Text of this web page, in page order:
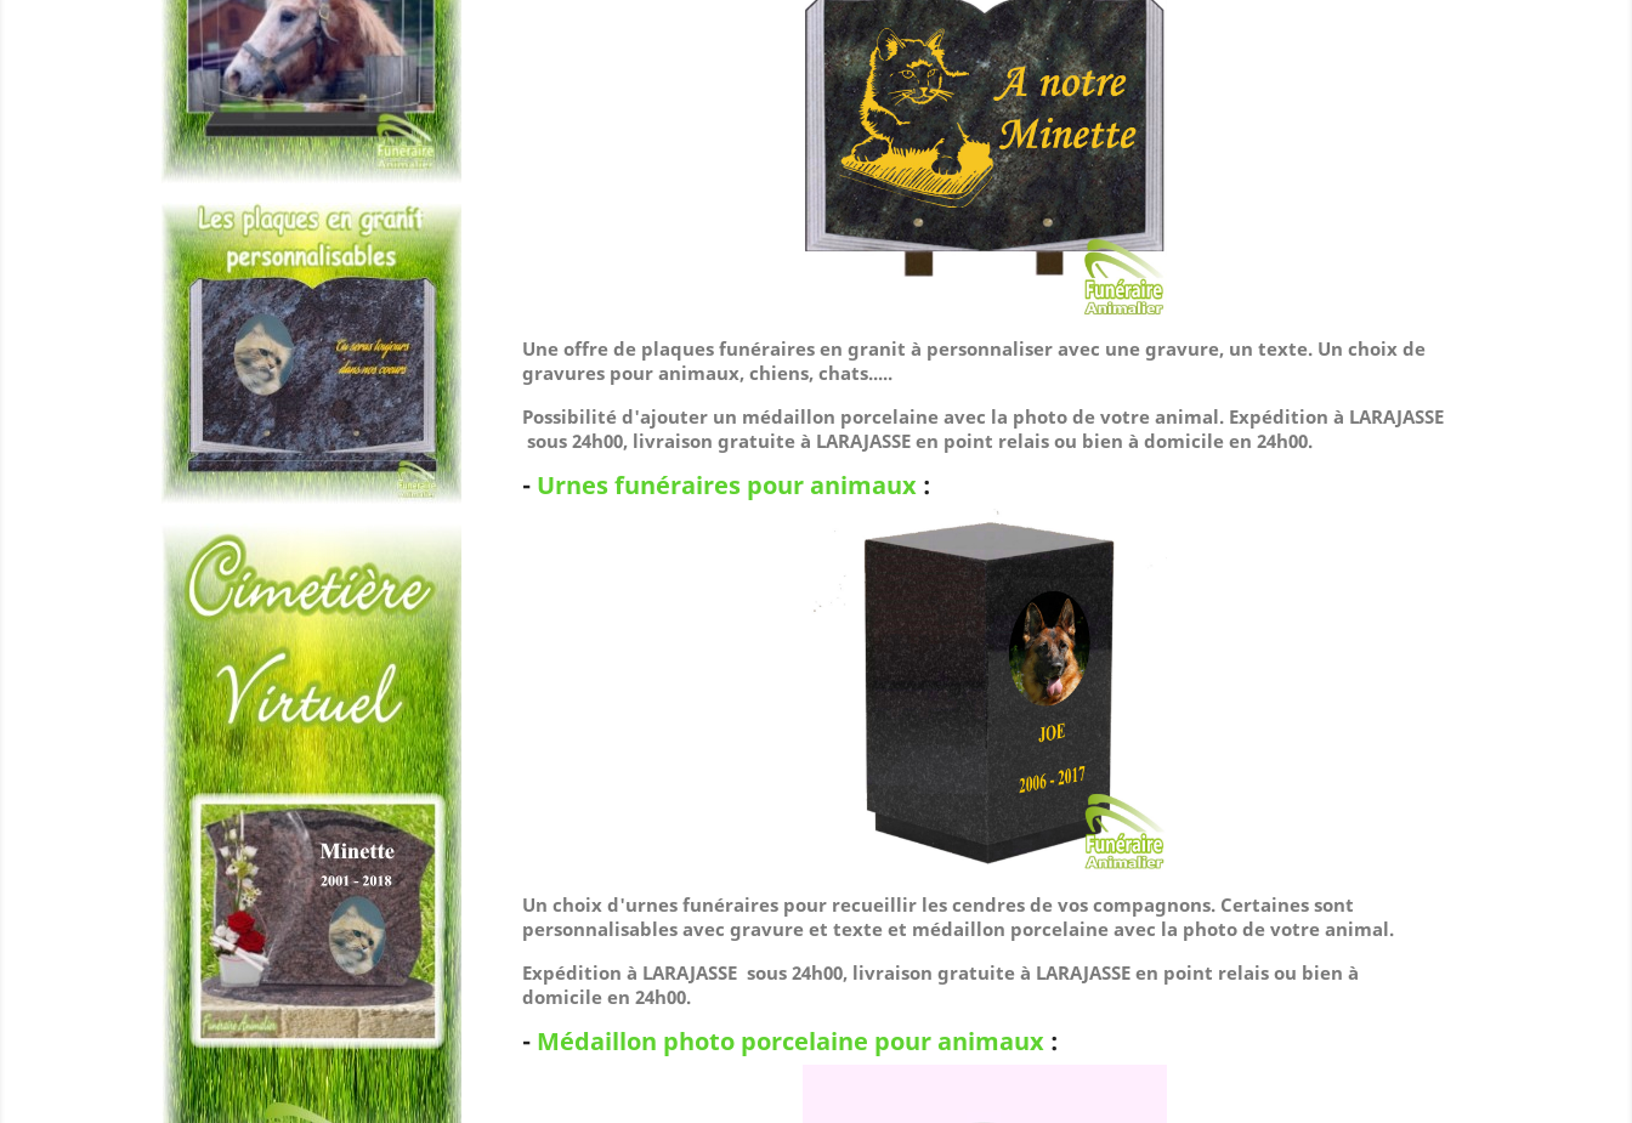
Une offre de plaques funéraires en granit à personnaliser avec une gravure, un texte. Un choix de
gravures pour animaux, chiens, chats.....
Possibilité d'ajouter un médaillon porcelaine avec la photo de votre animal. Expédition à LARAJASSE
sous 24h00, livraison gratuite à LARAJASSE en point relais ou bien à domicile en 24h00.
- Urnes funéraires pour animaux:
Un choix d'urnes funéraires pour recueillir les cendres de vos compagnons. Certaines sont
personnalisables avec gravure et texte et médaillon porcelaine avec la photo de votre animal.
Expédition à LARAJASSE sous 24h00, livraison gratuite à LARAJASSE en point relais ou bien à
domicile en 24h00.
- Médaillon photo porcelaine pour animaux: